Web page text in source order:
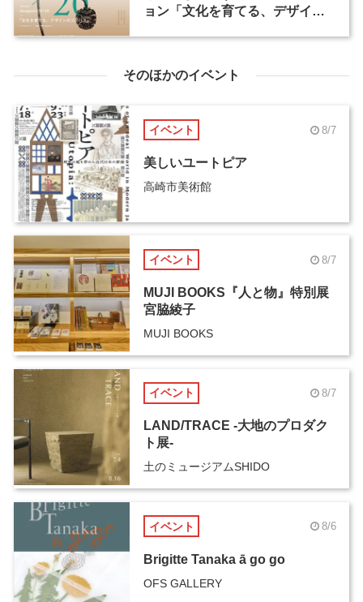
ョン「文化を育てる、デザイン
そのほかのイベント
イベント 8/7
美しいユートピア
高崎市美術館
イベント 8/7
MUJI BOOKS『人と物』特別展
宮脇綾子
MUJI BOOKS
イベント 8/7
LAND/TRACE -大地のプロダク
ト展-
土のミュージアムSHIDO
イベント 8/6
Brigitte Tanaka ā go go
OFS GALLERY